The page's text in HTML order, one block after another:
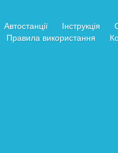
Автостанції Інструкція
Правила використання